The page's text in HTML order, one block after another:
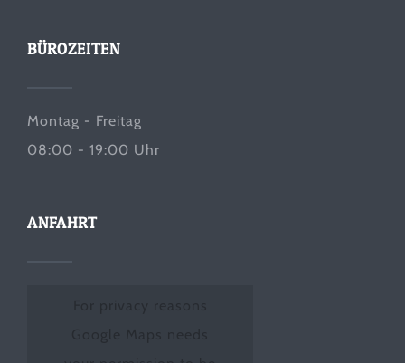
BÜROZEITEN
Montag - Freitag
08:00 - 19:00 Uhr
ANFAHRT